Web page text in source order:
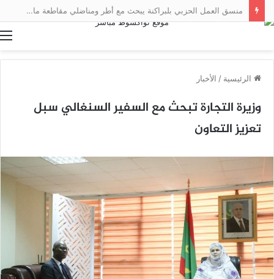
منسق العمل الحزبي بلبراكنة يبحث مع أطر ومناضلي مقاطعة مال سبل تعزيز العمل التنظيمي
الرئيسية / الأخبار
وزيرة التجارة تبحث مع السفير السنغالي سبل
تعزيز التعاون